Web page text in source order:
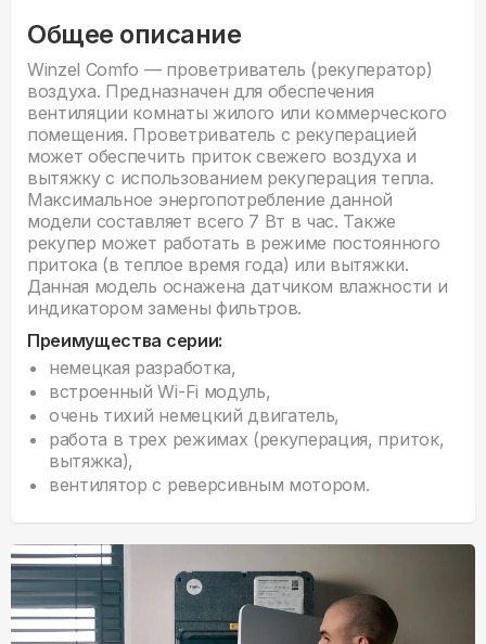
Общее описание
Winzel Comfo — проветриватель (рекуператор)
воздуха. Предназначен для обеспечения
вентиляции комнаты жилого или коммерческого
помещения. Проветриватель с рекуперацией
может обеспечить приток свежего воздуха и
вытяжку с использованием рекуперация тепла.
Максимальное энергопотребление данной
модели составляет всего 7 Вт в час. Также
рекупер может работать в режиме постоянного
притока (в теплое время года) или вытяжки.
Данная модель оснажена датчиком влажности и
индикатором замены фильтров.
Преимущества серии:
немецкая разработка,
встроенный Wi-Fi модуль,
очень тихий немецкий двигатель,
работа в трех режимах (рекуперация, приток,
вытяжка),
вентилятор с реверсивным мотором.